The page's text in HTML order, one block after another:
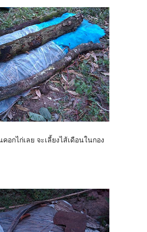
อกไก่เลย จะเลี้ยงไส้เดือนในกอง